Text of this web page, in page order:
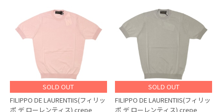
SOLD OUT
FILIPPO DE LAURENTIIS(フィリッ
ポ デ ローレンティス) crepe
SOLD OUT
FILIPPO DE LAURENTIIS(フィリッ
ポ デ ローレンティス) crepe